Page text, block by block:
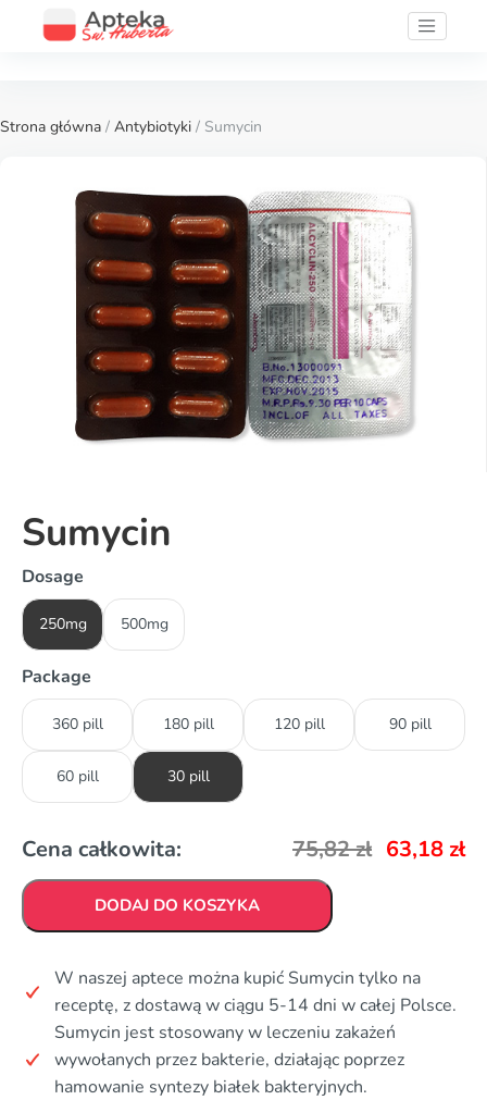
Strona główna / Antybiotyki / Sumycin
Sumycin
Dosage
250mg 500mg
Package
360 pill 180 pill 120 pill 90 pill
60 pill 30 pill
Cena całkowita: 75,82zł 63,18 zł
DODAJ DO KOSZYKA
W naszej aptece można kupić Sumycin tylko na
receptę, z dostawą w ciągu 5-14 dni w całej Polsce.
Sumycin jest stosowany w leczeniu zakażeń
wywołanych przez bakterie, działając poprzez
hamowanie syntezy białek bakteryjnych.